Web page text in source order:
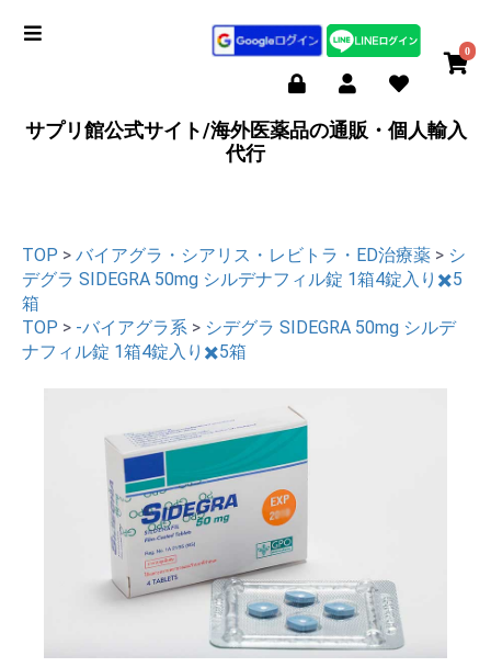
0
サプリ館公式サイト/海外医薬品の通販・個人輸入
代行
TOP > バイアグラ・シアリス・レビトラ・ED治療薬 > シ
デグラ SIDEGRA 50mg シルデナフィル錠 1箱4錠入り✖️5
箱
TOP > -バイアグラ系 > シデグラ SIDEGRA 50mg シルデ
ナフィル錠 1箱4錠入り✖️5箱